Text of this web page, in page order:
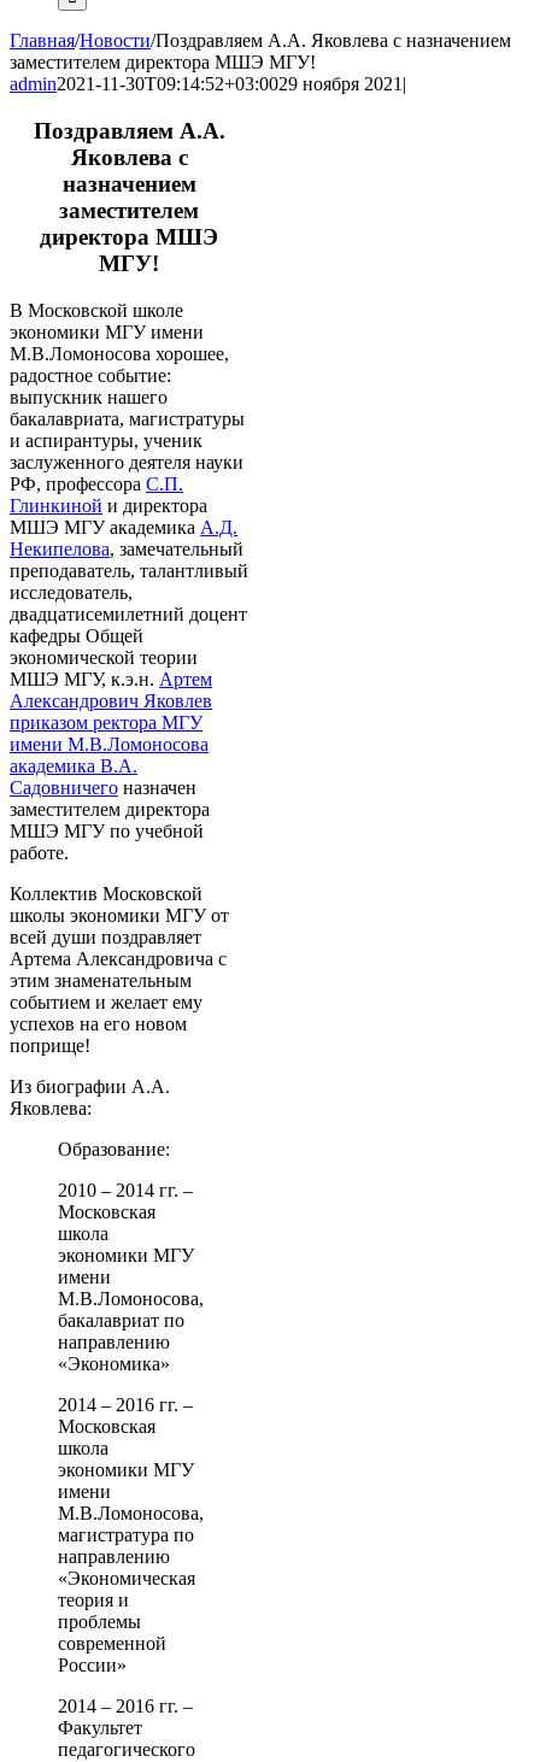
Главная/Новости/Поздравляем А.А. Яковлева с назначением
заместителем директора МШЭ МГУ!
admin2021-11-30T09:14:52+03:0029 ноября 2021|
Поздравляем А.А.
Яковлева с
назначением
заместителем
директора МШЭ
МГУ!
В Московской школе
экономики МГУ имени
М.В.Ломоносова хорошее,
радостное событие:
выпускник нашего
бакалавриата, магистратуры
и аспирантуры, ученик
заслуженного деятеля науки
РФ, профессора С.П.
Глинкиной и директора
МШЭ МГУ академика А.Д.
Некипелова, замечательный
преподаватель, талантливый
исследователь,
двадцатисемилетний доцент
кафедры Общей
экономической теории
МШЭ МГУ, к.э.н. Артем
Александрович Яковлев
приказом ректора МГУ
имени М.В.Ломоносова
академика В.А.
Садовничего назначен
заместителем директора
МШЭ МГУ по учебной
работе.
Коллектив Московской
школы экономики МГУ от
всей души поздравляет
Артема Александровича с
этим знаменательным
событием и желает ему
успехов на его новом
поприще!
Из биографии А.А.
Яковлева:
Образование:
2010 – 2014 гг. –
Московская
школа
экономики МГУ
имени
М.В.Ломоносова,
бакалавриат по
направлению
«Экономика»
2014 – 2016 гг. –
Московская
школа
экономики МГУ
имени
М.В.Ломоносова,
магистратура по
направлению
«Экономическая
теория и
проблемы
современной
России»
2014 – 2016 гг. –
Факультет
педагогического